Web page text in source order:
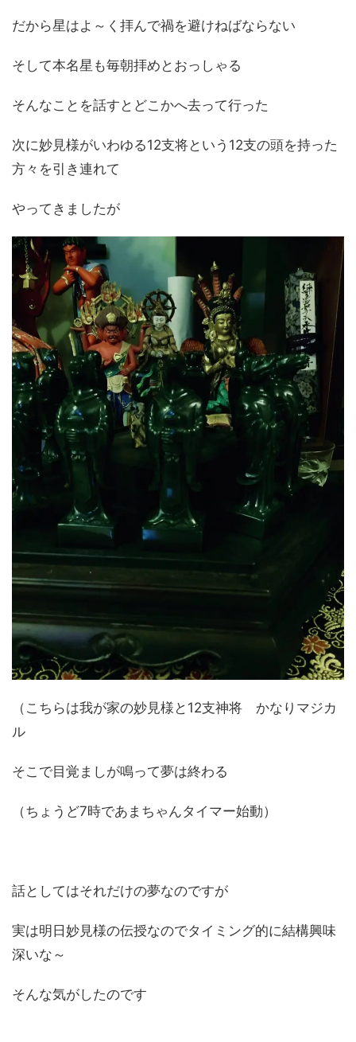
だから星はよ～く拝んで禍を避けねばならない
そして本名星も毎朝拝めとおっしゃる
そんなことを話すとどこかへ去って行った
次に妙見様がいわゆる12支将という12支の頭を持った
方々を引き連れて
やってきましたが
（こちらは我が家の妙見様と12支神将 かなりマジカ
ル
そこで目覚ましが鳴って夢は終わる
（ちょうど7時であまちゃんタイマー始動）
話としてはそれだけの夢なのですが
実は明日妙見様の伝授なのでタイミング的に結構興味
深いな～
そんな気がしたのです